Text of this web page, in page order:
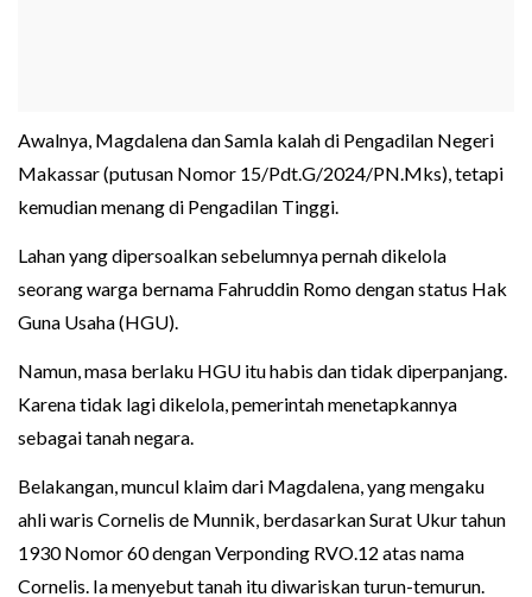
Awalnya, Magdalena dan Samla kalah di Pengadilan Negeri
Makassar (putusan Nomor 15/Pdt.G/2024/PN.Mks), tetapi
kemudian menang di Pengadilan Tinggi.
Lahan yang dipersoalkan sebelumnya pernah dikelola
seorang warga bernama Fahruddin Romo dengan status Hak
Guna Usaha (HGU).
Namun, masa berlaku HGU itu habis dan tidak diperpanjang.
Karena tidak lagi dikelola, pemerintah menetapkannya
sebagai tanah negara.
Belakangan, muncul klaim dari Magdalena, yang mengaku
ahli waris Cornelis de Munnik, berdasarkan Surat Ukur tahun
1930 Nomor 60 dengan Verponding RVO.12 atas nama
Cornelis. Ia menyebut tanah itu diwariskan turun-temurun.